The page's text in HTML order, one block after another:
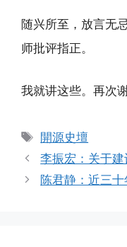
随兴所至，放言无
师批评指正。
我就讲这些。再次
标
签
開源史壇
李振宏：关于
陈君静：近三